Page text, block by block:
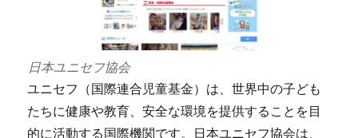
日本ユニセフ協会
ユニセフ（国際連合児童基金）は、世界中の子ども
たちに健康や教育、安全な環境を提供することを目
的に活動する国際機関です。日本ユニセフ協会は、